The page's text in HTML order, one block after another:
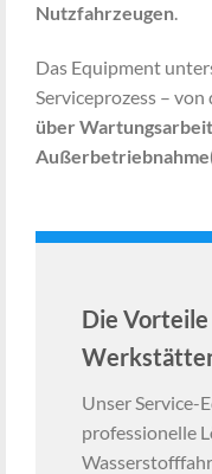
Nutzfahrzeugen.
Das Equipment
Serviceprozess – von
über
Die
Unser Service-
professionelle